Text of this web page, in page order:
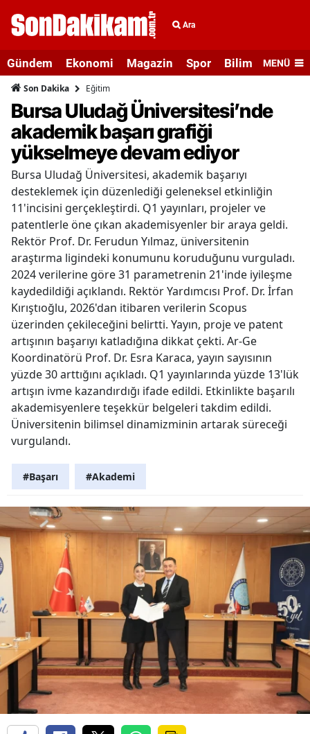
Ara
Gündem Ekonomi Magazin Spor Bilim veMENÜ
Son Dakika Eğitim
Bursa Uludağ Üniversitesi’nde
akademik başarı grafiği
yükselmeye devam ediyor
Bursa Uludağ Üniversitesi, akademik başarıyı
desteklemek için düzenlediği geleneksel etkinliğin
11'incisini gerçekleştirdi. Q1 yayınları, projeler ve
patentlerle öne çıkan akademisyenler bir araya geldi.
Rektör Prof. Dr. Ferudun Yılmaz, üniversitenin
araştırma ligindeki konumunu koruduğunu vurguladı.
2024 verilerine göre 31 parametrenin 21'inde iyileşme
kaydedildiği açıklandı. Rektör Yardımcısı Prof. Dr. İrfan
Kırıştıoğlu, 2026'dan itibaren verilerin Scopus
üzerinden çekileceğini belirtti. Yayın, proje ve patent
artışının başarıyı katladığına dikkat çekti. Ar-Ge
Koordinatörü Prof. Dr. Esra Karaca, yayın sayısının
yüzde 30 arttığını açıkladı. Q1 yayınlarında yüzde 13'lük
artışın ivme kazandırdığı ifade edildi. Etkinlikte başarılı
akademisyenlere teşekkür belgeleri takdim edildi.
Üniversitenin bilimsel dinamizminin artarak süreceği
vurgulandı.
#Başarı #Akademi